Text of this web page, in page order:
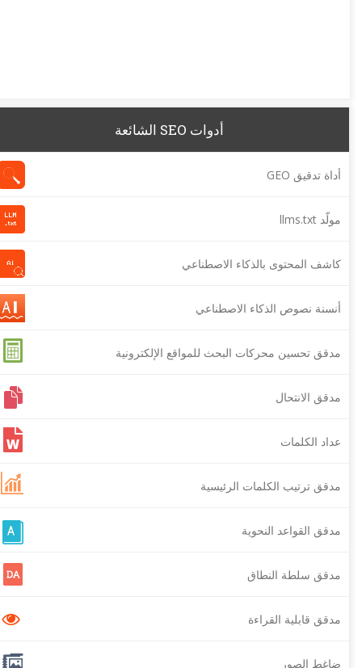
أدوات SEO الشائعة
أداة تدقيق GEO
مولّد llms.txt
كاشف المحتوى بالذكاء الاصطناعي
أنسنة نصوص الذكاء الاصطناعي
مدقق تحسين محركات البحث للمواقع الإلكترونية
مدقق الانتحال
عداد الكلمات
مدقق ترتيب الكلمات الرئيسية
مدقق القواعد النحوية
مدقق سلطة النطاق
مدقق قابلية القراءة
ضاغط الصور